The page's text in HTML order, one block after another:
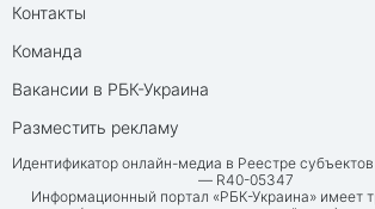
Контакты
Команда
Вакансии в РБК-Украина
Разместить рекламу
Идентификатор онлайн-медиа в Реестре
— R40-05347
Информационный портал «РБК-Украина» имеет